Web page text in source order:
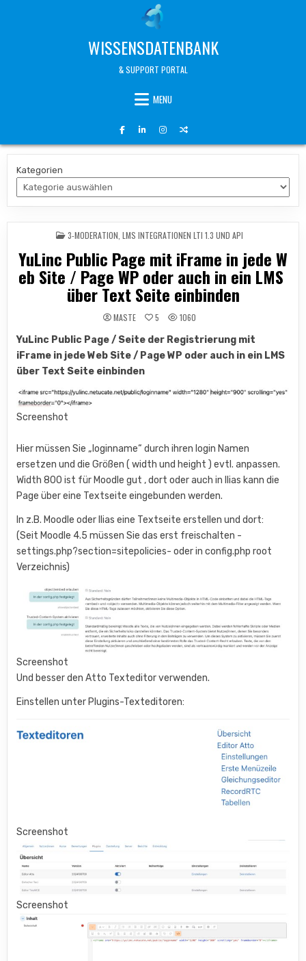
WISSENSDATENBANK
& SUPPORT PORTAL
MENU
Kategorien
POSTED
IN
3-MODERATION LMS INTEGRATIONEN LTI 1.3 UND API
YuLinc Public Page mit iFrame in jede W
eb Site / Page WP oder auch in ein LMS
über Text Seite einbinden
MASTE 5
1060
YuLinc Public Page / Seite der Registrierung mit
iFrame in jede Web Site / Page WP oder auch in ein LMS
über Text Seite einbinden
Screenshot
Hier müssen Sie „loginname“ durch ihren login Namen
ersetzen und die Größen ( width und height ) evtl. anpassen.
Width 800 ist für Moodle gut , dort oder auch in Ilias kann die
Page über eine Textseite eingebunden werden.
In z.B. Moodle oder Ilias eine Textseite erstellen und dort:
(Seit Moodle 4.5 müssen Sie das erst freischalten -
settings.php?section=sitepolicies- oder in config.php root
Verzeichnis)
Screenshot
Und besser den Atto Texteditor verwenden.
Einstellen unter Plugins-Texteditoren:
Screenshot
Screenshot